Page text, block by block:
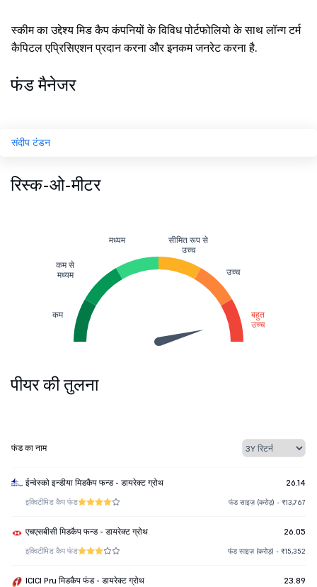
स्कीम का उद्देश्य मिड कैप कंपनियों के विविध पोर्टफोलियो के साथ लॉन्ग टर्म
कैपिटल एप्रिसिएशन प्रदान करना और इनकम जनरेट करना है.
फंड मैनेजर
संदीप टंडन
रिस्क-ओ-मीटर
कम
कम से
मध्यम
मध्यम
सीमित रूप से
उच्च
उच्च
बहुत
उच्च
पीयर की तुलना
फंड का नाम
ईन्वेस्को इन्डीया मिडकैप फन्ड - डायरेक्ट ग्रोथ 26.14
इक्विटीमिड कैप फंड फंड साइज़ (करोड़) - ₹13,767
एचएसबीसी मिडकैप फन्ड - डायरेक्ट ग्रोथ 26.05
इक्विटीमिड कैप फंड फंड साइज़ (करोड़) - ₹15,352
ICICI Pru मिडकैप फंड - डायरेक्ट ग्रोथ 23.89